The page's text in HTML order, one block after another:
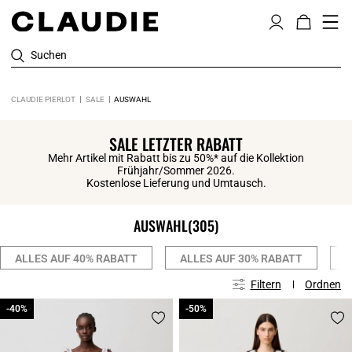
Suchen
CLAUDIE PIERLOT SALE AUSWAHL
SALE LETZTER RABATT
Mehr Artikel mit Rabatt bis zu 50%* auf die Kollektion
Frühjahr/Sommer 2026.
Kostenlose Lieferung und Umtausch.
AUSWAHL(305)
ALLES AUF 40% RABATT ALLES AUF 30% RABATT
Filtern Ordnen
-40%
-40% -50%
-50%